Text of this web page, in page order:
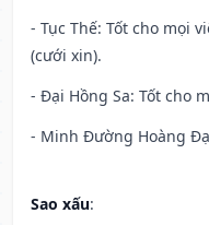
- Tục Thế: Tốt cho mọi
(cưới xin).
- Đại Hồng Sa: Tốt cho
- Minh Đường Hoàng
Sao xấu: